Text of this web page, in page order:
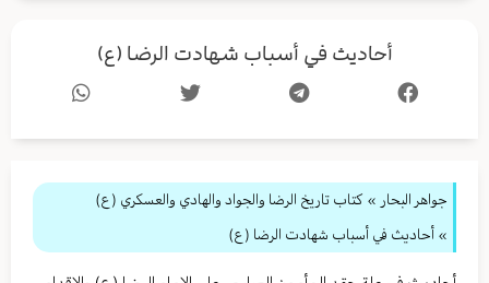
أحاديث في أسباب شهادت الرضا (ع)
جواهر البحار » كتاب تاريخ الرضا والجواد والهادي والعسكري (ع)
» أحاديث في أسباب شهادت الرضا (ع)